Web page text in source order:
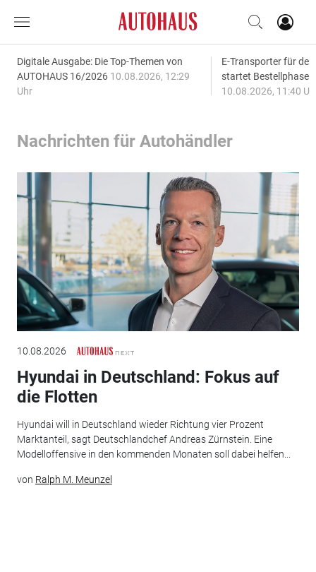
Digitale Ausgabe: Die Top-Themen von
AUTOHAUS 16/2026 10.08.2026, 12:29
Uhr
E-Transporter für
startet Bestellphase
10.08.2026, 11:40
Nachrichten für Autohändler
10.08.2026
Hyundai in Deutschland: Fokus auf
die Flotten
Hyundai will in Deutschland wieder Richtung vier Prozent
Marktanteil, sagt Deutschlandchef Andreas Zürnstein. Eine
Modelloffensive in den kommenden Monaten soll dabei helfen...
von Ralph M. Meunzel